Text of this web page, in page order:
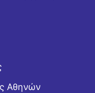
Αθηνών